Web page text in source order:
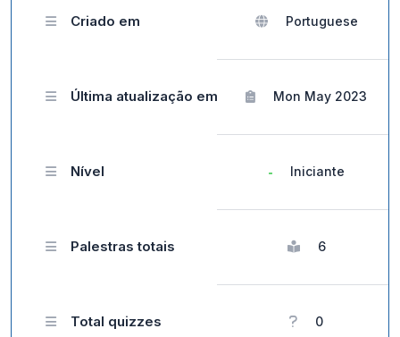
Criado em Portuguese
Última atualização em Mon May 2023
Nível Iniciante
Palestras totais 6
Total quizzes 0